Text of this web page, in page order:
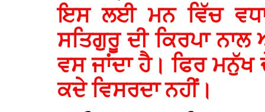
ਇਸ ਲਈ ਮਨ ਵਿੱਚ
ਸਤਿਗੁਰੂ ਦੀ ਕਿਰਪਾ
ਵਸ ਜਾਂਦਾ ਹੈ। ਫਿਰ
ਕਦੇ ਵਿਸਰਦਾ ਨਹੀਂ।